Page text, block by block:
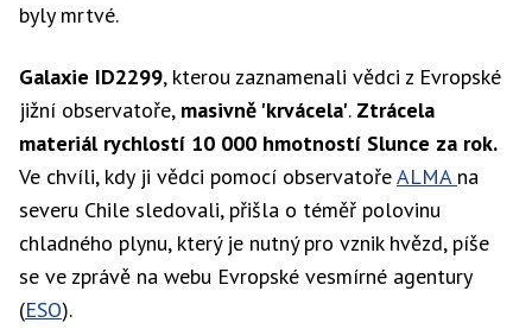
byly mrtvé.
Galaxie ID2299, kterou zaznamenali vědci z Evropské
jižní observatoře, masivně 'krvácela'. Ztrácela
materiál rychlostí 10 000 hmotností Slunce za rok.
Ve chvíli, kdy ji vědci pomocí observatořeALMA na
severu Chile sledovali, přišla o téměř polovinu
chladného plynu, který je nutný pro vznik hvězd, píše
se ve zprávě na webu Evropské vesmírné agentury
(ESO).